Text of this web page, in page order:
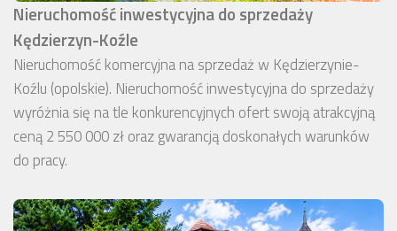
Nieruchomość inwestycyjna do sprzedaży
Kędzierzyn-Koźle
Nieruchomość komercyjna na sprzedaż w Kędzierzynie-
Koźlu (opolskie). Nieruchomość inwestycyjna do sprzedaży
wyróżnia się na tle konkurencyjnych ofert swoją atrakcyjną
ceną 2 550 000 zł oraz gwarancją doskonałych warunków
do pracy.